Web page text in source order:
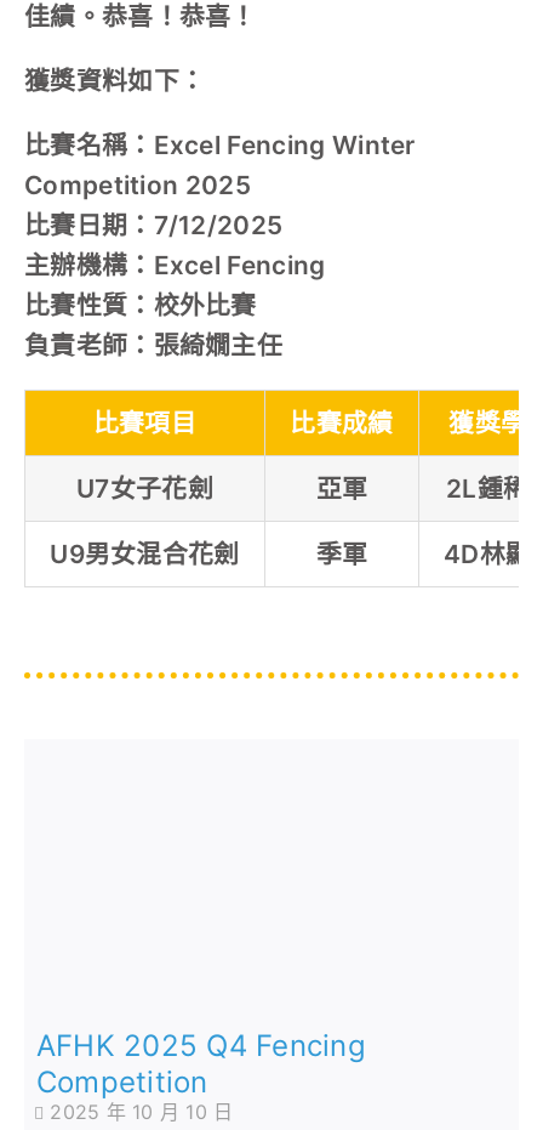
佳績。恭喜！恭喜！
獲獎資料如下：
比賽名稱：Excel Fencing Winter
Competition 2025
比賽日期：7/12/2025
主辦機構：Excel Fencing
比賽性質：校外比賽
負責老師：張綺嫺主任
比賽項目 比賽成績 獲獎學
U7女子花劍 亞軍 2L鍾稀
U9男女混合花劍 季軍 4D林顯
AFHK 2025 Q4 Fencing
Competition
2025 年 10 月 10 日